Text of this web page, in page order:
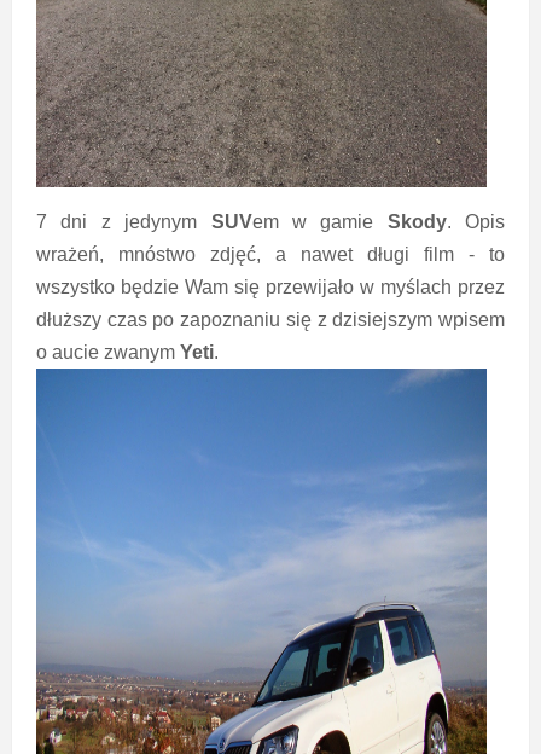
7 dni z jedynym SUVem w gamie Skody. Opis
wrażeń, mnóstwo zdjęć, a nawet długi film - to
wszystko będzie Wam się przewijało w myślach przez
dłuższy czas po zapoznaniu się z dzisiejszym wpisem
o aucie zwanym Yeti.